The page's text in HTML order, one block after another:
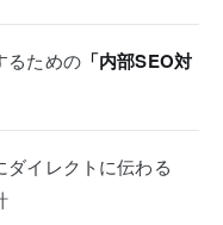
るための「内部SEO対
イレクトに伝わる